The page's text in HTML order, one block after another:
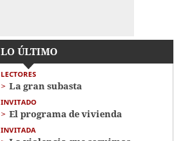
LO ÚLTIMO
LECTORES
La gran subasta
INVITADO
El programa de vivienda
INVITADA